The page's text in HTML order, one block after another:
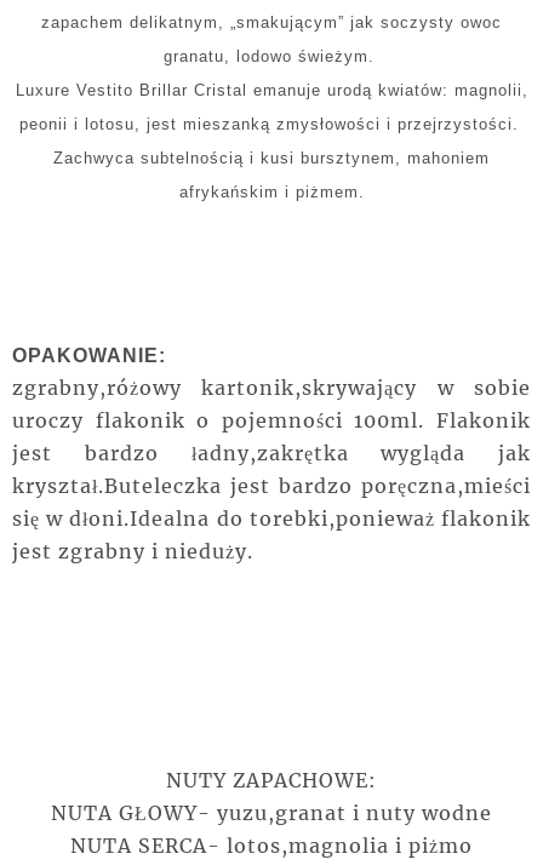
zapachem delikatnym, „smakującym” jak soczysty owoc
granatu, lodowo świeżym.
Luxure Vestito Brillar Cristal emanuje urodą kwiatów: magnolii,
peonii i lotosu, jest mieszanką zmysłowości i przejrzystości.
Zachwyca subtelnością i kusi bursztynem, mahoniem
afrykańskim i piżmem.
OPAKOWANIE:
zgrabny,różowy kartonik,skrywający w sobie
uroczy flakonik o pojemności 100ml. Flakonik
jest bardzo ładny,zakrętka wygląda jak
kryształ.Buteleczka jest bardzo poręczna,mieści
się w dłoni.Idealna do torebki,ponieważ flakonik
jest zgrabny i nieduży.
NUTY ZAPACHOWE:
NUTA GŁOWY- yuzu,granat i nuty wodne
NUTA SERCA- lotos,magnolia i piżmo